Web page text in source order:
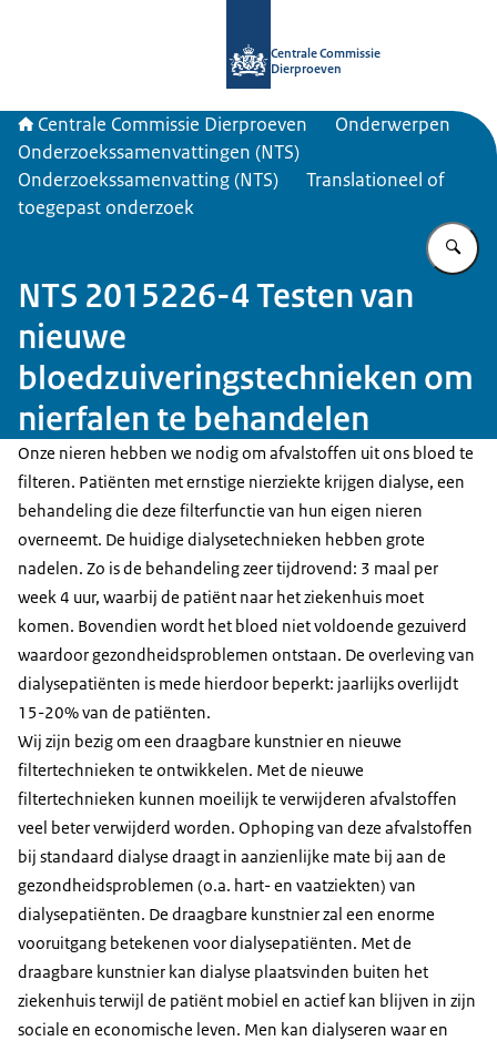
Centrale Commissie
Dierproeven
Centrale Commissie Dierproeven
Onderwerpen
Onderzoekssamenvattingen (NTS)
Onderzoekssamenvatting (NTS)
Translationeel of
toegepast onderzoek
NTS 2015226-4 Testen van
nieuwe
bloedzuiveringstechnieken om
nierfalen te behandelen
Onze nieren hebben we nodig om afvalstoffen uit ons bloed te
filteren. Patiënten met ernstige nierziekte krijgen dialyse, een
behandeling die deze filterfunctie van hun eigen nieren
overneemt. De huidige dialysetechnieken hebben grote
nadelen. Zo is de behandeling zeer tijdrovend: 3 maal per
week 4 uur, waarbij de patiënt naar het ziekenhuis moet
komen. Bovendien wordt het bloed niet voldoende gezuiverd
waardoor gezondheidsproblemen ontstaan. De overleving van
dialysepatiënten is mede hierdoor beperkt: jaarlijks overlijdt
15-20% van de patiënten.
Wij zijn bezig om een draagbare kunstnier en nieuwe
filtertechnieken te ontwikkelen. Met de nieuwe
filtertechnieken kunnen moeilijk te verwijderen afvalstoffen
veel beter verwijderd worden. Ophoping van deze afvalstoffen
bij standaard dialyse draagt in aanzienlijke mate bij aan de
gezondheidsproblemen (o.a. hart- en vaatziekten) van
dialysepatiënten. De draagbare kunstnier zal een enorme
vooruitgang betekenen voor dialysepatiënten. Met de
draagbare kunstnier kan dialyse plaatsvinden buiten het
ziekenhuis terwijl de patiënt mobiel en actief kan blijven in zijn
sociale en economische leven. Men kan dialyseren waar en